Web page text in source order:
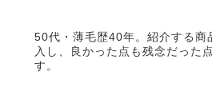
50代・薄毛歴40年。紹介する商
入し、良かった点も残念だった
す。